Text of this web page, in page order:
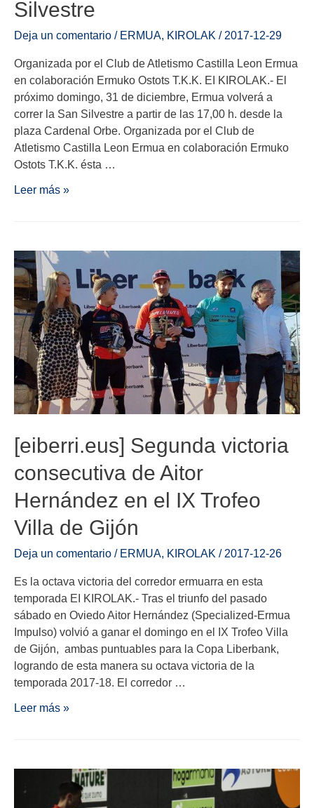
Silvestre
Deja un comentario / ERMUA KIROLAK / 2017-12-29
Organizada por el Club de Atletismo Castilla Leon Ermua
en colaboración Ermuko Ostots T.K.K. EI KIROLAK.- El
próximo domingo, 31 de diciembre, Ermua volverá a
correr la San Silvestre a partir de las 17,00 h. desde la
plaza Cardenal Orbe. Organizada por el Club de
Atletismo Castilla Leon Ermua en colaboración Ermuko
Ostots T.K.K. ésta …
Leer más »
[eiberri.eus] Segunda victoria
consecutiva de Aitor
Hernández en el IX Trofeo
Villa de Gijón
Deja un comentario / ERMUA, KIROLAK / 2017-12-26
Es la octava victoria del corredor ermuarra en esta
temporada EI KIROLAK.- Tras el triunfo del pasado
sábado en Oviedo Aitor Hernández (Specialized-Ermua
Impulso) volvió a ganar el domingo en el IX Trofeo Villa
de Gijón, ambas puntuables para la Copa Liberbank,
logrando de esta manera su octava victoria de la
temporada 2017-18. El corredor …
Leer más »